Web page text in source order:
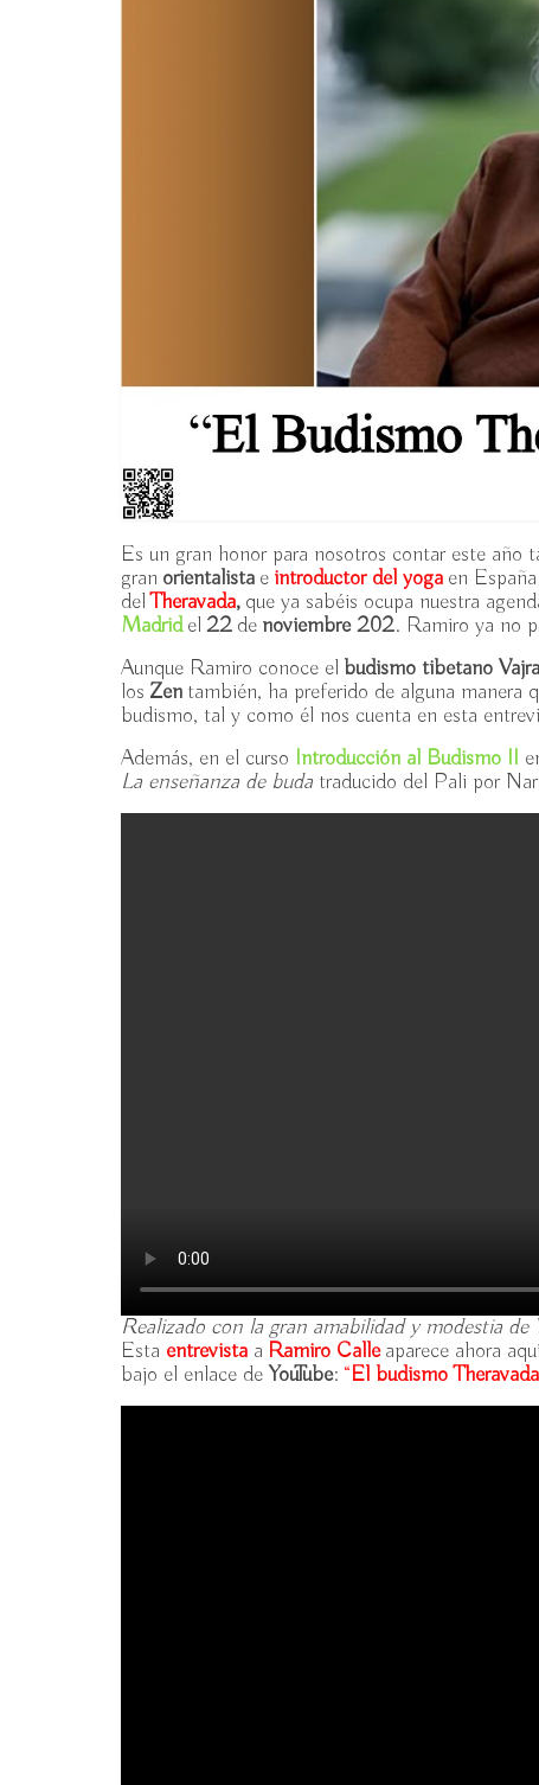
Es un gran honor para nosotros contar este año
gran orientalista e introductor del yoga en
delTheravada, que ya sabéis ocupa nuestra
Madrid el 22 de noviembre 202. Ramiro ya no
Aunque Ramiro conoce el budismo tibetano
los Zen también, ha preferido de alguna manera
budismo, tal y como él nos cuenta en esta
Además, en el curso Introducción al Budismo II
La enseñanza de buda traducido del Pali por
Realizado con la gran amabilidad y modestia
Esta entrevista a Ramiro Calleaparece ahora
bajo el enlace deYouTube: “El budismo